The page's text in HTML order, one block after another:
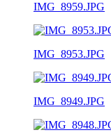
IMG_8959.JPG
IMG_8953.JPG
IMG_8949.JPG